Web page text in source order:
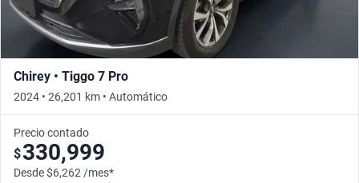
Chirey • Tiggo 7 Pro
2024 • 26,201 km • Automático
Precio contado
$330,999
Desde $6,262 /mes*